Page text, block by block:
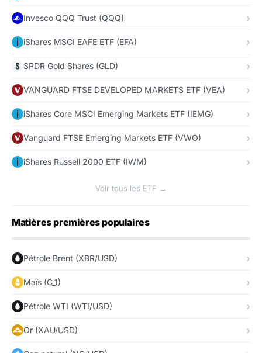
Invesco QQQ Trust (QQQ)
iShares MSCI EAFE ETF (EFA)
SPDR Gold Shares (GLD)
VANGUARD FTSE DEVELOPED MARKETS ETF (VEA)
iShares Core MSCI Emerging Markets ETF (IEMG)
Vanguard FTSE Emerging Markets ETF (VWO)
iShares Russell 2000 ETF (IWM)
Voir tous les ETF →
Matières premières populaires
Pétrole Brent (XBR/USD)
Maïs (C_1)
Pétrole WTI (WTI/USD)
Or (XAU/USD)